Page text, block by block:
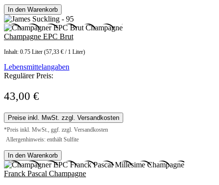
In den Warenkorb
Champagne EPC Brut
Inhalt: 0.75 Liter (57,33 € / 1 Liter)
Lebensmittelangaben
Regulärer Preis:
43,00 €
Preise inkl. MwSt. zzgl. Versandkosten
*Preis inkl. MwSt., ggf. zzgl. Versandkosten
Allergenhinweis: enthält Sulfite
In den Warenkorb
Franck Pascal Champagne